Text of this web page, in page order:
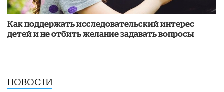
Как поддержать исследовательский интерес
детей и не отбить желание задавать вопросы
НОВОСТИ